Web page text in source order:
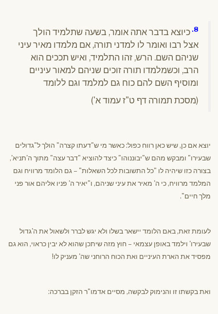
8. כיוצא בדבר אתה אומר, בשעה שתלמיד הולך
אצל רבו ואומר לו למדני תורה, אם מלמדו מאיר עיני
שניהם השם. הרש, זהו התלמיד, ואיש תככים הוא
הרב, וכשמלמדו תורה זוכים שניהם למאור עיניים
ומוסיף השם להם כוח גם למלמד וגם ללומד
(מסכת תמורה דף ט"ז עמוד א')
יוצא אם כן, שיש כאן רווח כפול: כאשר מי ש"דעתו קצרה" הולך ל"גדולים
שבעירו" ומבקש מהם ש"יבוננוהו" כיצד להוציא "דבר עצה" מתוך ה'תניא',
בצורה כזו שיהיה לו "כל התשובות לכל השאלות" – גם הלומד מרוויח וגם
המלמד מרוויח, כי ה' מאיר את עיני שניהם, ו"יאיר ה' פניו אליהם אור פני
מלך חיים".
לעומת זאת, באם הלומד יישאר בשלו ולא יגש לברר ולשאול את ה'גדול
שבעירו' וילמד באופן עצמאי – חוץ מזה שיתכן שהוא לא יבין כראוי, הוא גם
מפסיד את הארת העיניים ואת הכוח הרוחני שה' מעניק לו!
ואת בקשתו זו והנימוק לבקשה, מסיים אדמו"ר הזקן בברכה: